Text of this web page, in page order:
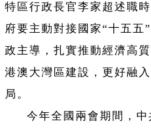
特區行政長官李家超述職
府要主動對接國家“十五五
政主導，扎實推動經濟高
港澳大灣區建設，更好融
局。
今年全國兩會期間，中